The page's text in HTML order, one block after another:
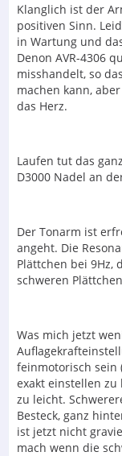
Klanglich ist der
positiven Sinn.
in Wartung und
Denon AVR-4306
misshandelt, so
machen kann,
das Herz.
Laufen tut das
D3000 Nadel an
Der Tonarm ist
angeht. Die
Plättchen bei 9Hz,
schweren
Was mich jetzt
feinmotorisch sein
exakt einstellen
zu leicht.
Besteck, ganz
ist jetzt nicht
mach wenn die